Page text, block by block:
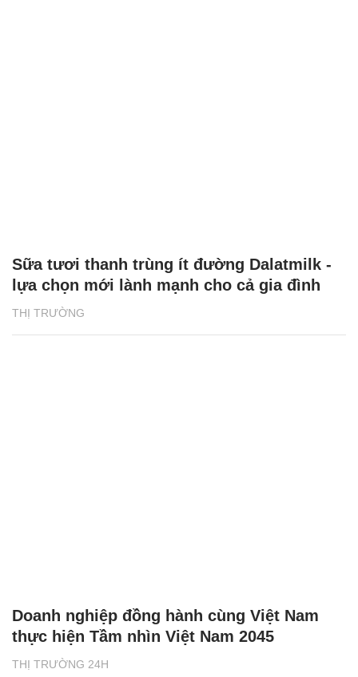
THỊ TRƯỜNG
Sữa tươi thanh trùng ít đường Dalatmilk -
lựa chọn mới lành mạnh cho cả gia đình
THỊ TRƯỜNG 24H
Doanh nghiệp đồng hành cùng Việt Nam
thực hiện Tầm nhìn Việt Nam 2045